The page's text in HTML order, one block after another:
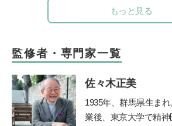
もっと見る
監修者・専門家一覧
佐々木正美
1935年、群馬県生ま
業後、東京大学で精